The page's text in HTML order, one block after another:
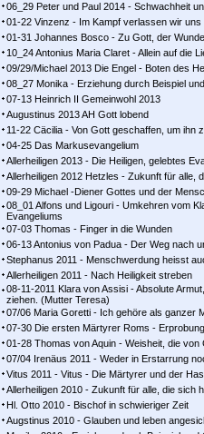
06_29 Peter und Paul 2014 - Schwachheit
01-22 Vinzenz - Im Kampf ver­las­sen wir uns
01-31 Johannes Bosco - Zu Gott, der
10_24 Antonius Maria Claret - Allein auf die
09/29/Michael 2013 Die Engel - Boten des
08_27 Monika - Erziehung durch Beispiel
07-13 Heinrich II Gemeinwohl 2013
Augustinus 2013 AH Gott lobend
11-22 Cäcilia - Von Gott geschaffen, um ihn
04-25 Das Markusevangelium
Allerheiligen 2013 - Die Heiligen, gelebtes
Allerheiligen 2012 Hetzles - Zukunft für alle,
09-29 Michael -Diener Gottes und der
08_01 Alfons und Ligouri - Umkehren vom
Evangeliums
07-03 Thomas - Finger in die Wunden
06-13 Antonius von Padua - Der Weg nach
Stephanus 2011 - Menschwerdung heisst
Allerheiligen 2011 - Nach Heiligkeit streben
08-11-2011 Klara von Assisi - Absolute
ziehen. (Mutter Teresa)
07/06 Maria Goretti - Ich gehöre als ganzer
07-30 Die ersten Märtyrer Roms -
01-28 Thomas von Aquin - Weisheit, die von
07/04 Irenäus 2011 - Weder in Erstarrung
Vitus 2011 - Vitus - Die Märtyrer und der
Allerheiligen 2010 - Zukunft für alle, die sich
Hl. Otto 2010 - Bischof in schwieriger Zeit
Augstinus 2010 - Glauben und leben